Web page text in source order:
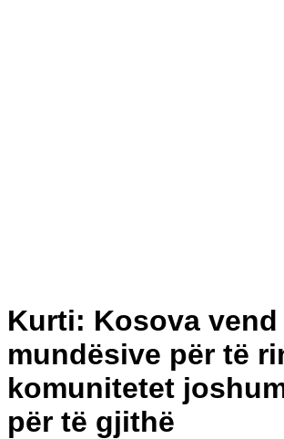
Kurti: Kosova vend
mundësive për të
komunitetet
për të gjithë